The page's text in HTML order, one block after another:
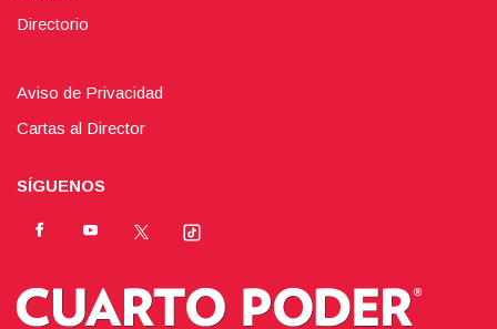
Directorio
Aviso de Privacidad
Cartas al Director
SÍGUENOS